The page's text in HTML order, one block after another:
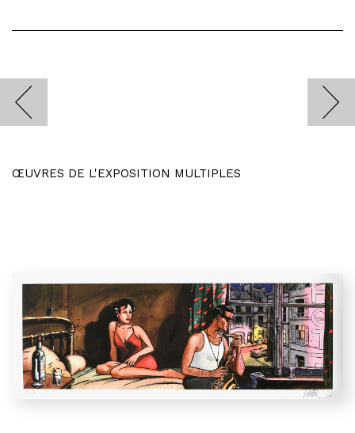
ŒUVRES DE L'EXPOSITION MULTIPLES